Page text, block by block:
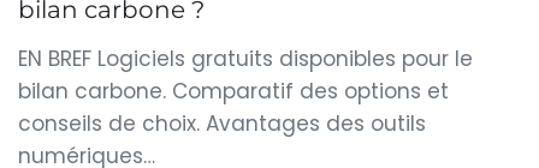
bilan carbone ?
EN BREF Logiciels gratuits disponibles pour le
bilan carbone. Comparatif des options et
conseils de choix. Avantages des outils
numériques…